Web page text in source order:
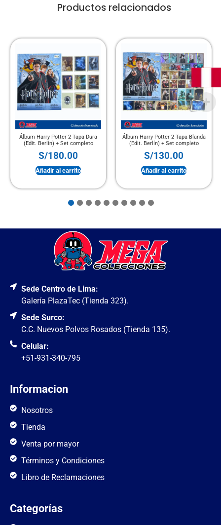
Productos relacionados
Álbum Harry Potter 2 Tapa Dura
(Edit. Berlín) + Set completo
S/180.00
Añadir al carrito
Álbum Harry Potter 2 Tapa Blanda
(Edit. Berlín) + Set completo
S/130.00
Añadir al carrito
Sede Centro de Lima:
Galería PlazaTec (Tienda 323).
Sede Surco:
C.C. Nuevos Polvos Rosados (Tienda 135).
Celular:
+51-931-340-795
Informacion
Nosotros
Tienda
Venta por mayor
Términos y Condiciones
Libro de Reclamaciones
Categorías